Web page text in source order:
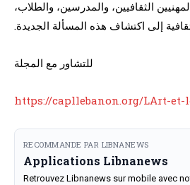
الثقافيين، والمدرسين، والطلاب،
إلى اكتشاف هذه المسألة الجديدة.
للتشاور مع المجلة
https://capllebanon.org/LArt-et-
RECOMMANDE PAR LIBNANEWS
Applications Libnanews
Retrouvez Libnanews sur mobile avec